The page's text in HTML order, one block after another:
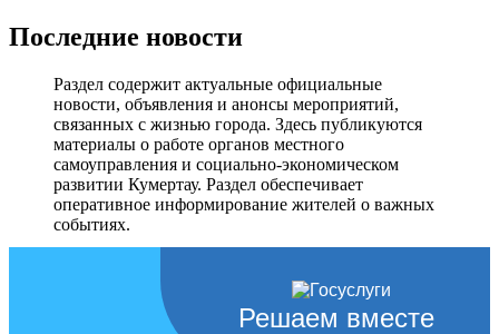
Последние новости
Раздел содержит актуальные официальные
новости, объявления и анонсы мероприятий,
связанных с жизнью города. Здесь публикуются
материалы о работе органов местного
самоуправления и социально-экономическом
развитии Кумертау. Раздел обеспечивает
оперативное информирование жителей о важных
событиях.
Решаем вместе